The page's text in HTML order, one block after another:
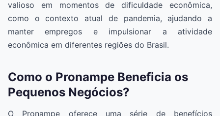
valioso em momentos de dificuldade econômica,
como o contexto atual de pandemia, ajudando a
manter empregos e impulsionar a atividade
econômica em diferentes regiões do Brasil.
Como o Pronampe Beneficia os
Pequenos Negócios?
O Pronampe oferece uma série de benefícios